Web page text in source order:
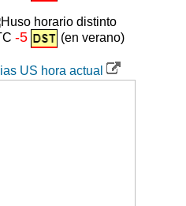
-5 (en verano)
US hora actual